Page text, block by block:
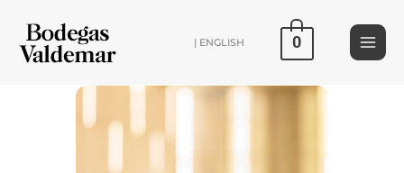
contenido
| ENGLISH 0